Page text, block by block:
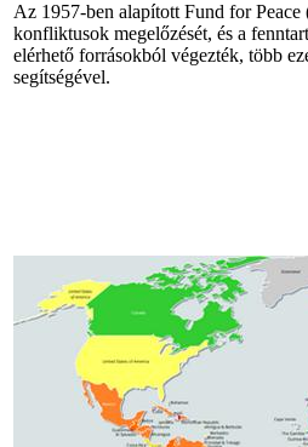
Az 1957-ben alapított Fund for Peace
konfliktusok megelőzését, és a
elérhető forrásokból végezték, több
segítségével.